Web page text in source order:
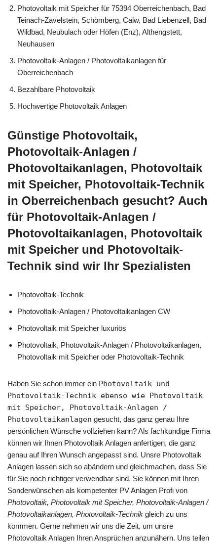
Photovoltaik mit Speicher für 75394 Oberreichenbach, Bad
Teinach-Zavelstein, Schömberg, Calw, Bad Liebenzell, Bad
Wildbad, Neubulach oder Höfen (Enz), Althengstett,
Neuhausen
Photovoltaik-Anlagen / Photovoltaikanlagen für
Oberreichenbach
Bezahlbare Photovoltaik
Hochwertige Photovoltaik Anlagen
Günstige Photovoltaik,
Photovoltaik-Anlagen /
Photovoltaikanlagen, Photovoltaik
mit Speicher, Photovoltaik-Technik
in Oberreichenbach gesucht? Auch
für Photovoltaik-Anlagen /
Photovoltaikanlagen, Photovoltaik
mit Speicher und Photovoltaik-
Technik sind wir Ihr Spezialisten
Photovoltaik-Technik
Photovoltaik-Anlagen / Photovoltaikanlagen CW
Photovoltaik mit Speicher luxuriös
Photovoltaik, Photovoltaik-Anlagen / Photovoltaikanlagen,
Photovoltaik mit Speicher oder Photovoltaik-Technik
Haben Sie schon immer ein Photovoltaik und
Photovoltaik-Technik ebenso wie Photovoltaik
mit Speicher, Photovoltaik-Anlagen /
Photovoltaikanlagen gesucht, das ganz genau Ihre
persönlichen Wünsche vollziehen kann? Als fachkundige Firma
können wir Ihnen Photovoltaik Anlagen anfertigen, die ganz
genau auf Ihren Wunsch angepasst sind. Unsre Photovoltaik
Anlagen lassen sich so abändern und gleichmachen, dass Sie
für Sie noch richtiger verwendbar sind. Sie können mit Ihren
Sonderwünschen als kompetenter PV Anlagen Profi von
Photovoltaik, Photovoltaik mit Speicher, Photovoltaik-Anlagen /
Photovoltaikanlagen, Photovoltaik-Technik gleich zu uns
kommen. Gerne nehmen wir uns die Zeit, um unsre
Photovoltaik Anlagen Ihren Ansprüchen anzunähern. Uns teilen